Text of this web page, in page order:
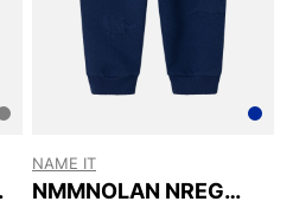
NAME IT
NMMNOLAN NREG